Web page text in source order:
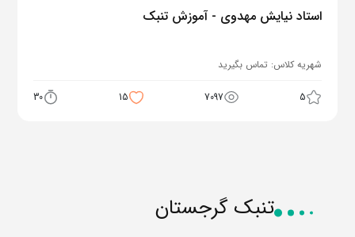
استاد نیایش مهدوی - آموزش تنبک
شهریه کلاس: تماس بگیرید
5
7097
15
30
تنبک گرجستان